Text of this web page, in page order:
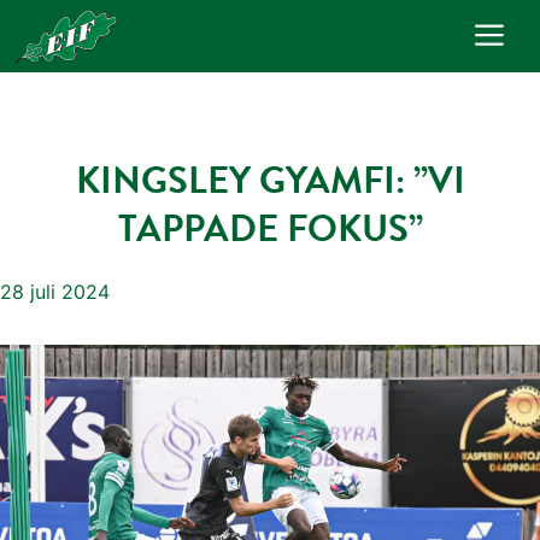
innehåll
KINGSLEY GYAMFI: ”VI
TAPPADE FOKUS”
28 juli 2024